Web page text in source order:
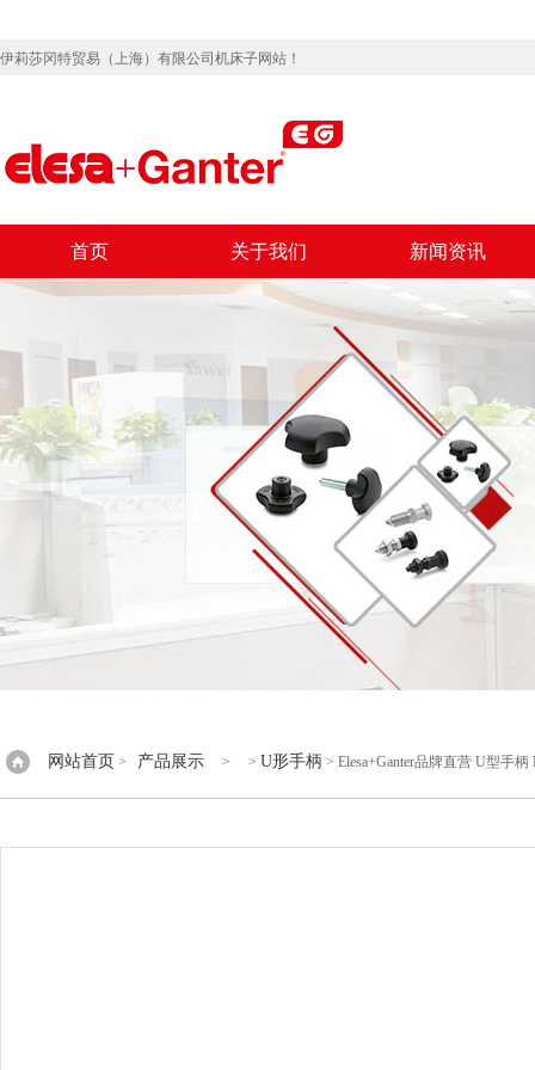
伊莉莎冈特贸易（上海）有限公司机床子网站！
首页 关于我们 新闻资讯
网站首页 > 产品展示 > > U形手柄 > Elesa+Ganter品牌直营 U型手